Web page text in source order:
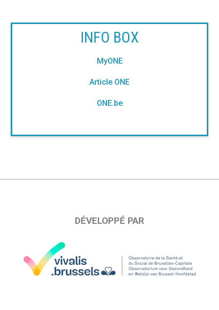
INFO BOX
MyONE
Article ONE
ONE.be
DÉVELOPPÉ PAR